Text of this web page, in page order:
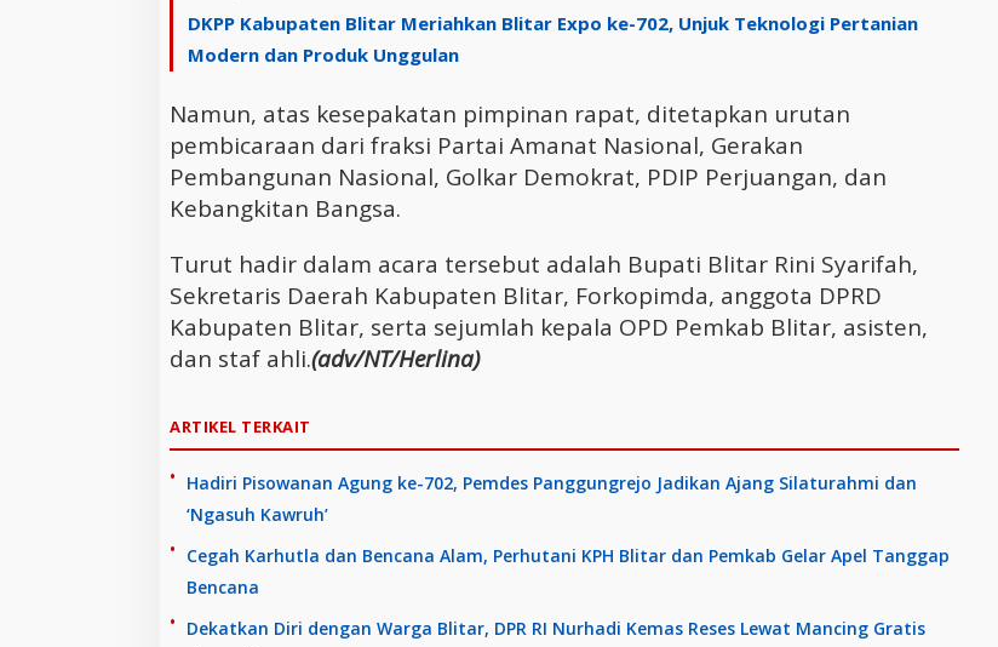
DKPP Kabupaten Blitar Meriahkan Blitar Expo ke-702, Unjuk Teknologi Pertanian
Modern dan Produk Unggulan
Namun, atas kesepakatan pimpinan rapat, ditetapkan urutan
pembicaraan dari fraksi Partai Amanat Nasional, Gerakan
Pembangunan Nasional, Golkar Demokrat, PDIP Perjuangan, dan
Kebangkitan Bangsa.
Turut hadir dalam acara tersebut adalah Bupati Blitar Rini Syarifah,
Sekretaris Daerah Kabupaten Blitar, Forkopimda, anggota DPRD
Kabupaten Blitar, serta sejumlah kepala OPD Pemkab Blitar, asisten,
dan staf ahli.(adv/NT/Herlina)
ARTIKEL TERKAIT
Hadiri Pisowanan Agung ke-702, Pemdes Panggungrejo Jadikan Ajang Silaturahmi dan
‘Ngasuh Kawruh’
Cegah Karhutla dan Bencana Alam, Perhutani KPH Blitar dan Pemkab Gelar Apel Tanggap
Bencana
Dekatkan Diri dengan Warga Blitar, DPR RI Nurhadi Kemas Reses Lewat Mancing Gratis